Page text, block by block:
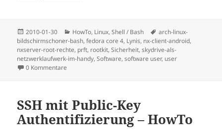
Posted
on
2010-01-30 Categories
HowTo, Linux,Shell / Bash Tags
arch-linux-
bildschirmschoner-bash,fedora core 4, Lynis, nx-client-android,
nxserver-root-rechte, prft, rootkit,Sicherheit,skydrive-als-
netzwerklaufwerk-im-handy,Software,software user, user
0 Kommentare
SSH mit Public-Key
Authentifizierung – HowTo